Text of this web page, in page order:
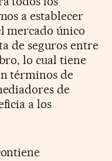
a establecer
mercado único
de seguros entre
lo cual tiene
términos de
de
a los